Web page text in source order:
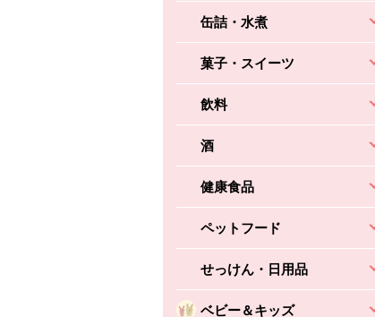
缶詰・水煮
菓子・スイーツ
飲料
酒
健康食品
ペットフード
せっけん・日用品
ベビー＆キッズ